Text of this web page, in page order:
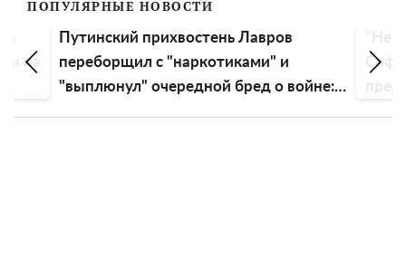
ПОПУЛЯРНЫЕ НОВОСТИ
на
Путинский прихвостень Лавров
переборщил с "наркотиками" и
"выплюнул" очередной бред о войне: